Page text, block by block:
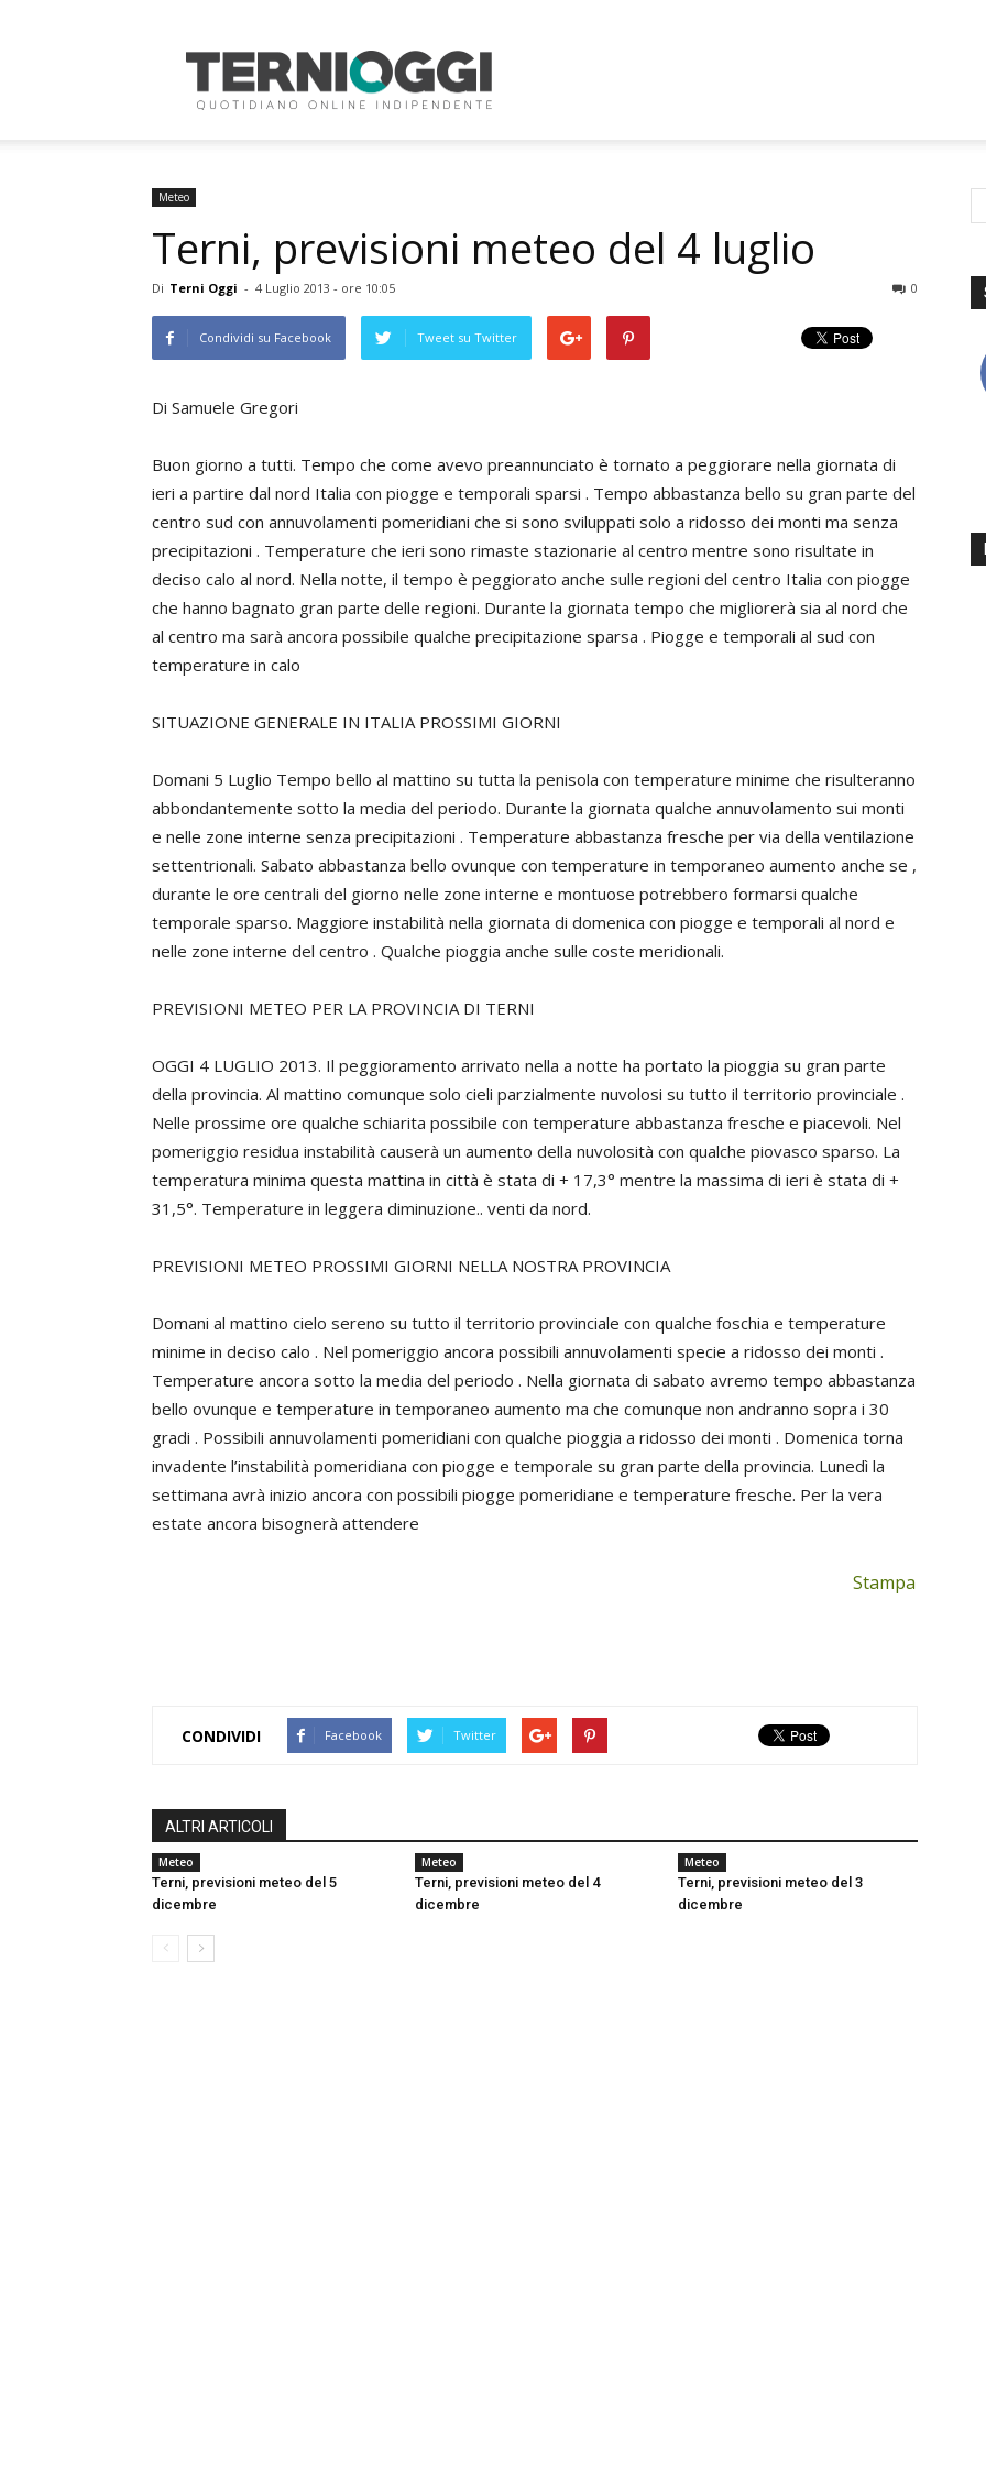
Oggi
Meteo
Terni, previsioni meteo del 4 luglio
Di Terni Oggi - 4 Luglio 2013 - ore 10:05 0
Condividi su Facebook Tweet su Twitter
Di Samuele Gregori
Buon giorno a tutti. Tempo che come avevo preannunciato è tornato a peggiorare nella giornata di
ieri a partire dal nord Italia con piogge e temporali sparsi . Tempo abbastanza bello su gran parte del
centro sud con annuvolamenti pomeridiani che si sono sviluppati solo a ridosso dei monti ma senza
precipitazioni . Temperature che ieri sono rimaste stazionarie al centro mentre sono risultate in
deciso calo al nord. Nella notte, il tempo è peggiorato anche sulle regioni del centro Italia con piogge
che hanno bagnato gran parte delle regioni. Durante la giornata tempo che migliorerà sia al nord che
al centro ma sarà ancora possibile qualche precipitazione sparsa . Piogge e temporali al sud con
temperature in calo
SITUAZIONE GENERALE IN ITALIA PROSSIMI GIORNI
Domani 5 Luglio Tempo bello al mattino su tutta la penisola con temperature minime che risulteranno
abbondantemente sotto la media del periodo. Durante la giornata qualche annuvolamento sui monti
e nelle zone interne senza precipitazioni . Temperature abbastanza fresche per via della ventilazione
settentrionali. Sabato abbastanza bello ovunque con temperature in temporaneo aumento anche se ,
durante le ore centrali del giorno nelle zone interne e montuose potrebbero formarsi qualche
temporale sparso. Maggiore instabilità nella giornata di domenica con piogge e temporali al nord e
nelle zone interne del centro . Qualche pioggia anche sulle coste meridionali.
PREVISIONI METEO PER LA PROVINCIA DI TERNI
OGGI 4 LUGLIO 2013. Il peggioramento arrivato nella a notte ha portato la pioggia su gran parte
della provincia. Al mattino comunque solo cieli parzialmente nuvolosi su tutto il territorio provinciale .
Nelle prossime ore qualche schiarita possibile con temperature abbastanza fresche e piacevoli. Nel
pomeriggio residua instabilità causerà un aumento della nuvolosità con qualche piovasco sparso. La
temperatura minima questa mattina in città è stata di + 17,3° mentre la massima di ieri è stata di +
31,5°. Temperature in leggera diminuzione.. venti da nord.
PREVISIONI METEO PROSSIMI GIORNI NELLA NOSTRA PROVINCIA
Domani al mattino cielo sereno su tutto il territorio provinciale con qualche foschia e temperature
minime in deciso calo . Nel pomeriggio ancora possibili annuvolamenti specie a ridosso dei monti .
Temperature ancora sotto la media del periodo . Nella giornata di sabato avremo tempo abbastanza
bello ovunque e temperature in temporaneo aumento ma che comunque non andranno sopra i 30
gradi . Possibili annuvolamenti pomeridiani con qualche pioggia a ridosso dei monti . Domenica torna
invadente l’instabilità pomeridiana con piogge e temporale su gran parte della provincia. Lunedì la
settimana avrà inizio ancora con possibili piogge pomeridiane e temperature fresche. Per la vera
estate ancora bisognerà attendere
Stampa
CONDIVIDI Facebook Twitter
ALTRI ARTICOLI
Meteo
Terni, previsioni meteo del 5
dicembre
Meteo
Terni, previsioni meteo del 4
dicembre
Meteo
Terni, previsioni meteo del 3
dicembre